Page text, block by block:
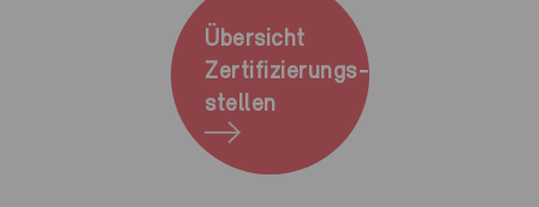
Übersicht
Zertifizierungs-
stellen